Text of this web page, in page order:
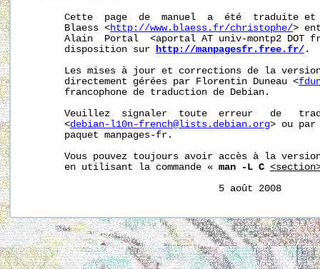
Cette  page  de  manuel  a  été  traduite
       Blaess <
http://www.blaess.fr/christophe/>
Alain  Portal  <aportal AT univ-montp2 DOT
       disposition sur
http://manpagesfr.free.fr/ .
Les mises à jour et corrections de la
       directement gérées par Florentin Duneau <
       francophone de traduction de Debian.
Veuillez  signaler  toute  erreur   de
       <
debian-l10n-french@lists.debian.org> ou par
       paquet manpages-fr.
Vous pouvez toujours avoir accès à la
       en utilisant la commande «
man -L C